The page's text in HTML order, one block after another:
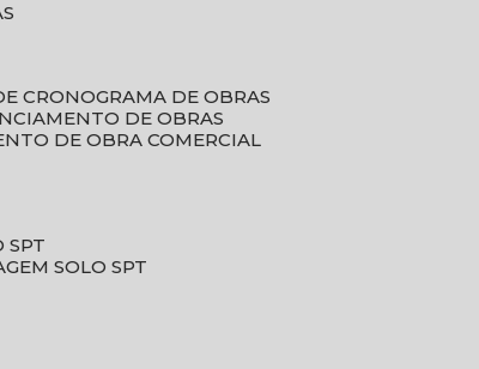
CRONOGRAMA DE OBRAS
DE OBRAS
DE OBRA COMERCIAL
SPT
SOLO SPT